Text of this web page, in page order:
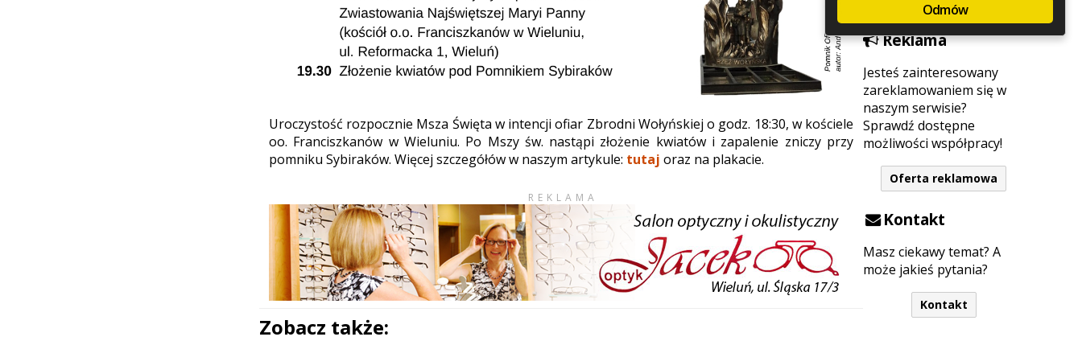
Reklama
Jesteś zainteresowany
zareklamowaniem się w
naszym serwisie?
Sprawdź dostępne
możliwości współpracy!
Oferta reklamowa
Kontakt
Masz ciekawy temat? A
może jakieś pytania?
Kontakt
Uroczystość rozpocznie Msza Święta w intencji ofiar Zbrodni Wołyńskiej o godz. 18:30, w kościele
oo. Franciszkanów w Wieluniu. Po Mszy św. nastąpi złożenie kwiatów i zapalenie zniczy przy
pomniku Sybiraków. Więcej szczegółów w naszym artykule: tutaj oraz na plakacie.
REKLAMA
Zobacz także:
Odmów